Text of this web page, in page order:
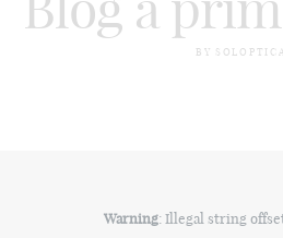
BY
Warning: Illegal string